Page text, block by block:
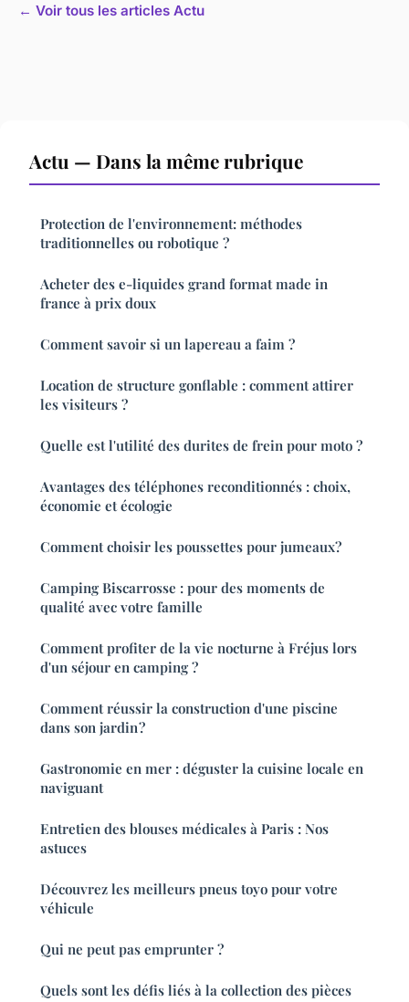
← Voir tous les articles Actu
Actu — Dans la même rubrique
Protection de l'environnement: méthodes
traditionnelles ou robotique ?
Acheter des e-liquides grand format made in
france à prix doux
Comment savoir si un lapereau a faim ?
Location de structure gonflable : comment attirer
les visiteurs ?
Quelle est l'utilité des durites de frein pour moto ?
Avantages des téléphones reconditionnés : choix,
économie et écologie
Comment choisir les poussettes pour jumeaux?
Camping Biscarrosse : pour des moments de
qualité avec votre famille
Comment profiter de la vie nocturne à Fréjus lors
d'un séjour en camping ?
Comment réussir la construction d'une piscine
dans son jardin ?
Gastronomie en mer : déguster la cuisine locale en
naviguant
Entretien des blouses médicales à Paris : Nos
astuces
Découvrez les meilleurs pneus toyo pour votre
véhicule
Qui ne peut pas emprunter ?
Quels sont les défis liés à la collection des pièces